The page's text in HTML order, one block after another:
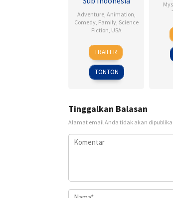
Adventure, Animation
Comedy, Family, Science
Fiction USA
14
Dec
2001
John
A.
Davis
TRAILER
TONTON
Tinggalkan Balasan
Alamat email Anda tidak akan